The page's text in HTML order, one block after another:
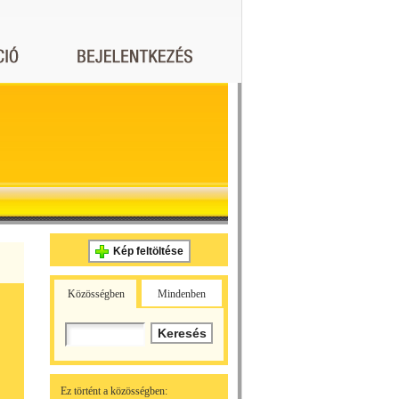
Kép feltöltése
Közösségben Mindenben
Ez történt a közösségben: